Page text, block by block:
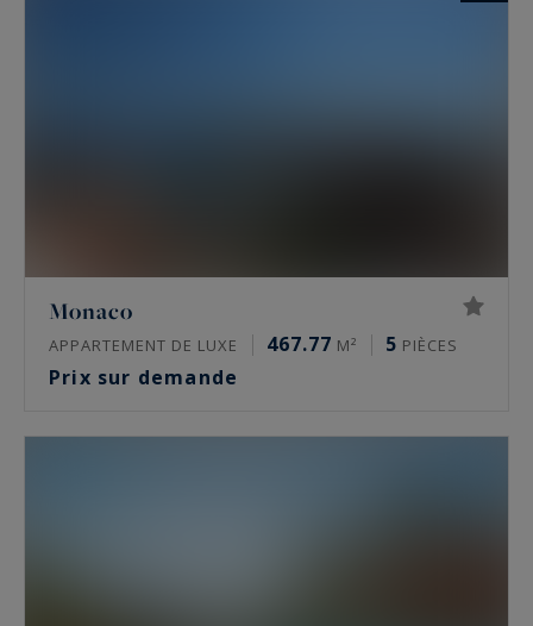
Monaco
APPARTEMENT DE LUXE 467.77 M² 5 PIÈCES
Prix sur demande